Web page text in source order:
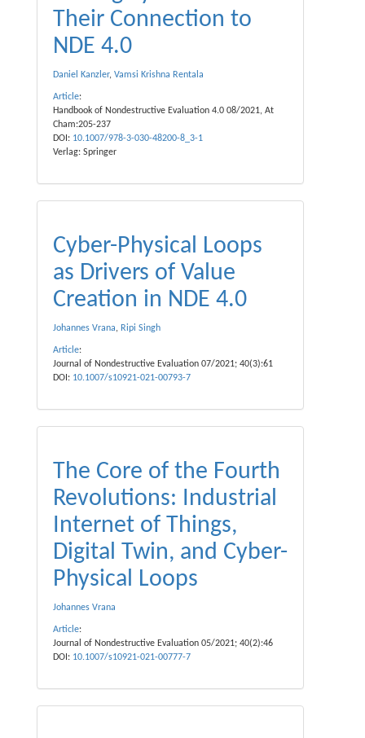
Their Connection to
NDE 4.0
Daniel Kanzler, Vamsi Krishna Rentala
Article:
Handbook of Nondestructive Evaluation 4.0 08/2021, At
Cham:205-237
DOI: 10.1007/978-3-030-48200-8_3-1
Verlag: Springer
Cyber-Physical Loops
as Drivers of Value
Creation in NDE 4.0
Johannes Vrana, Ripi Singh
Article:
Journal of Nondestructive Evaluation 07/2021; 40(3):61
DOI: 10.1007/s10921-021-00793-7
The Core of the Fourth
Revolutions: Industrial
Internet of Things,
Digital Twin, and Cyber-
Physical Loops
Johannes Vrana
Article:
Journal of Nondestructive Evaluation 05/2021; 40(2):46
DOI: 10.1007/s10921-021-00777-7